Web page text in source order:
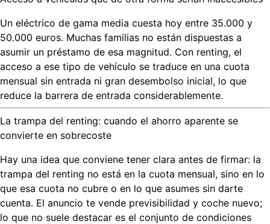
Un eléctrico de gama media cuesta hoy entre 35.000 y
50.000 euros. Muchas familias no están dispuestas a
asumir un préstamo de esa magnitud. Con renting, el
acceso a ese tipo de vehículo se traduce en una cuota
mensual sin entrada ni gran desembolso inicial, lo que
reduce la barrera de entrada considerablemente.
La trampa del renting: cuando el ahorro aparente se
convierte en sobrecoste
Hay una idea que conviene tener clara antes de firmar: la
trampa del renting no está en la cuota mensual, sino en lo
que esa cuota no cubre o en lo que asumes sin darte
cuenta. El anuncio te vende previsibilidad y coche nuevo;
lo que no suele destacar es el conjunto de condiciones